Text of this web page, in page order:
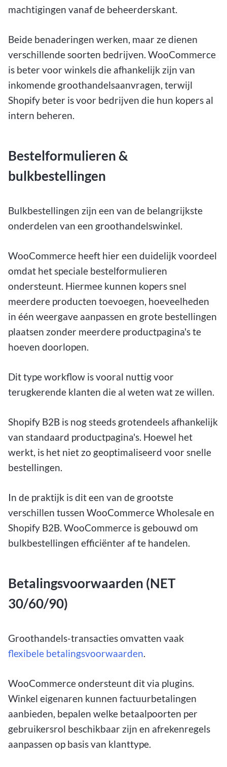
machtigingen vanaf de beheerderskant.
Beide benaderingen werken, maar ze dienen
verschillende soorten bedrijven. WooCommerce
is beter voor winkels die afhankelijk zijn van
inkomende groothandelsaanvragen, terwijl
Shopify beter is voor bedrijven die hun kopers al
intern beheren.
Bestelformulieren &
bulkbestellingen
Bulkbestellingen zijn een van de belangrijkste
onderdelen van een groothandelswinkel.
WooCommerce heeft hier een duidelijk voordeel
omdat het speciale bestelformulieren
ondersteunt. Hiermee kunnen kopers snel
meerdere producten toevoegen, hoeveelheden
in één weergave aanpassen en grote bestellingen
plaatsen zonder meerdere productpagina's te
hoeven doorlopen.
Dit type workflow is vooral nuttig voor
terugkerende klanten die al weten wat ze willen.
Shopify B2B is nog steeds grotendeels afhankelijk
van standaard productpagina's. Hoewel het
werkt, is het niet zo geoptimaliseerd voor snelle
bestellingen.
In de praktijk is dit een van de grootste
verschillen tussen WooCommerce Wholesale en
Shopify B2B. WooCommerce is gebouwd om
bulkbestellingen efficiënter af te handelen.
Betalingsvoorwaarden (NET
30/60/90)
Groothandels-transacties omvatten vaak
flexibele betalingsvoorwaarden.
WooCommerce ondersteunt dit via plugins.
Winkel eigenaren kunnen factuurbetalingen
aanbieden, bepalen welke betaalpoorten per
gebruikersrol beschikbaar zijn en afrekenregels
aanpassen op basis van klanttype.